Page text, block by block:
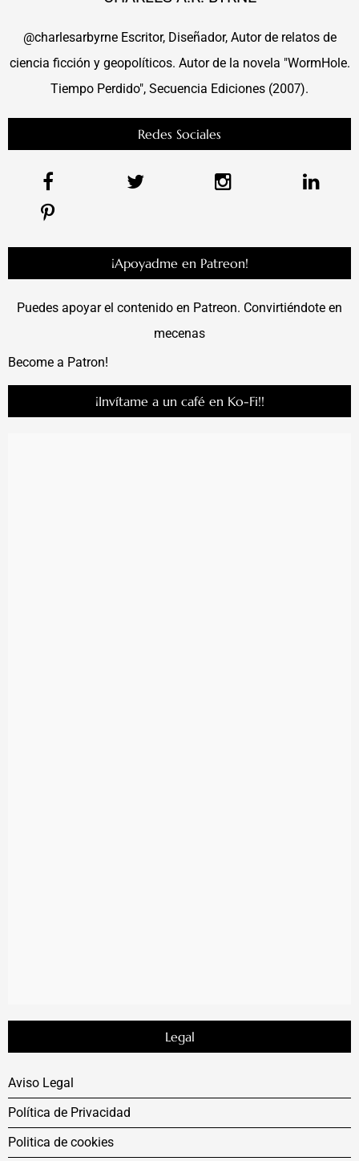
@charlesarbyrne Escritor, Diseñador, Autor de relatos de
ciencia ficción y geopolíticos. Autor de la novela "WormHole.
Tiempo Perdido", Secuencia Ediciones (2007).
Redes Sociales
¡Apoyadme en Patreon!
Puedes apoyar el contenido en Patreon. Convirtiéndote en
mecenas
Become a Patron!
¡Invítame a un café en Ko-Fi!!
Legal
Aviso Legal
Política de Privacidad
Politica de cookies